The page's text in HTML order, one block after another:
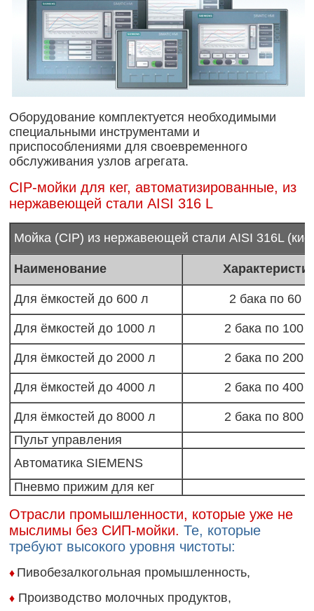
Оборудование комплектуется необходимыми
специальными инструментами и
приспособлениями для своевременного
обслуживания узлов агрегата.
CIP-мойки для кег, автоматизированные, из
нержавеющей стали AISI 316 L
Мойка (CIP) из нержавеющей стали AISI 316L
Наименование
Для ёмкостей до 600 л 2 бака по 60
Для ёмкостей до 1000 л 2 бака по 100
Для ёмкостей до 2000 л 2 бака по 200
Для ёмкостей до 4000 л 2 бака по 400
Для ёмкостей до 8000 л
2 бака по 800
Пульт управления
Автоматика SIEMENS
Пневмо прижим для кег
Отрасли промышленности, которые уже не
мыслимы без СИП-мойки. Те, которые
требуют высокого уровня чистоты:
♦ Пивобезалкогольная промышленность,
♦ Производство молочных продуктов,